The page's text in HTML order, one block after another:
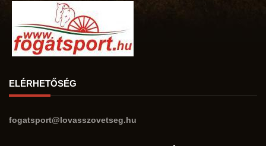
ELÉRHETŐSÉG
fogatsport@lovasszovetseg.hu